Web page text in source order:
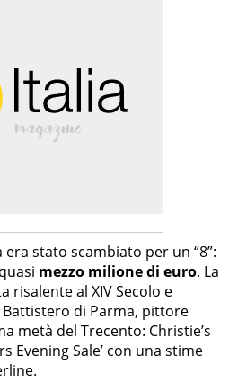
era stato scambiato per un “8”:
mezzo milione di euro. La
risalente al XIV Secolo e
di Parma, pittore
metà del Trecento: Christie’s
Evening Sale’ con una stime